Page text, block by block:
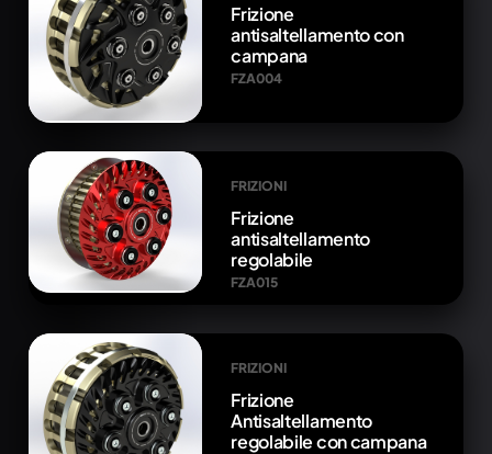
Frizione
antisaltellamento con
campana
FZA004
FRIZIONI
Frizione
antisaltellamento
regolabile
FZA015
FRIZIONI
Frizione
Antisaltellamento
regolabile con campana